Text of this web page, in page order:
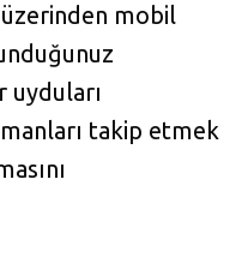
mobil
uyduları
takip etmek